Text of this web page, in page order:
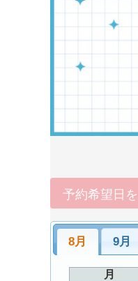
予約希望日
8月 9月
月